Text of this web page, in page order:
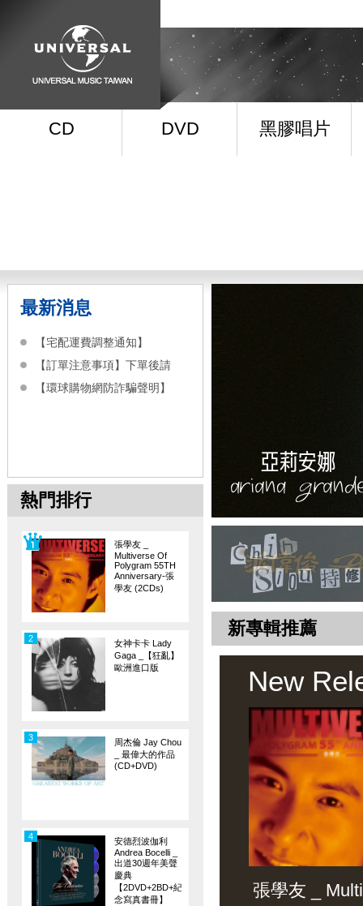
CD DVD 黑膠唱片
最新消息
【宅配運費調整通知】
【訂單注意事項】下單後請
【環球購物網防詐騙聲明】
熱門排行
張學友 _
Multiverse Of
Polygram 55TH
Anniversary-張
學友 (2CDs)
女神卡卡 Lady
Gaga _【狂亂】
歐洲進口版
2
周杰倫 Jay Chou
_ 最偉大的作品
(CD+DVD)
3
安德烈波伽利
Andrea Bocelli _
出道30週年美聲
慶典
【2DVD+2BD+紀
念寫真書冊】
4
新專輯推薦
New
張學友 _